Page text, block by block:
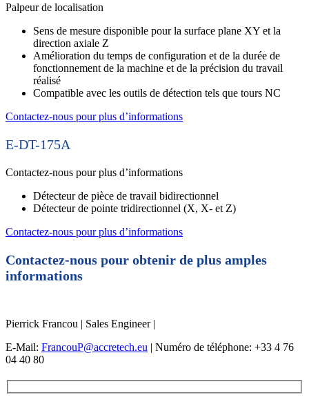
Palpeur de localisation
Sens de mesure disponible pour la surface plane XY et la
direction axiale Z
Amélioration du temps de configuration et de la durée de
fonctionnement de la machine et de la précision du travail
réalisé
Compatible avec les outils de détection tels que tours NC
Contactez-nous pour plus d’informations
E-DT-175A
Contactez-nous pour plus d’informations
Détecteur de pièce de travail bidirectionnel
Détecteur de pointe tridirectionnel (X, X- et Z)
Contactez-nous pour plus d’informations
Contactez-nous pour obtenir de plus amples
informations
Pierrick Francou | Sales Engineer |
E-Mail: FrancouP@accretech.eu | Numéro de téléphone: +33 4 76
04 40 80